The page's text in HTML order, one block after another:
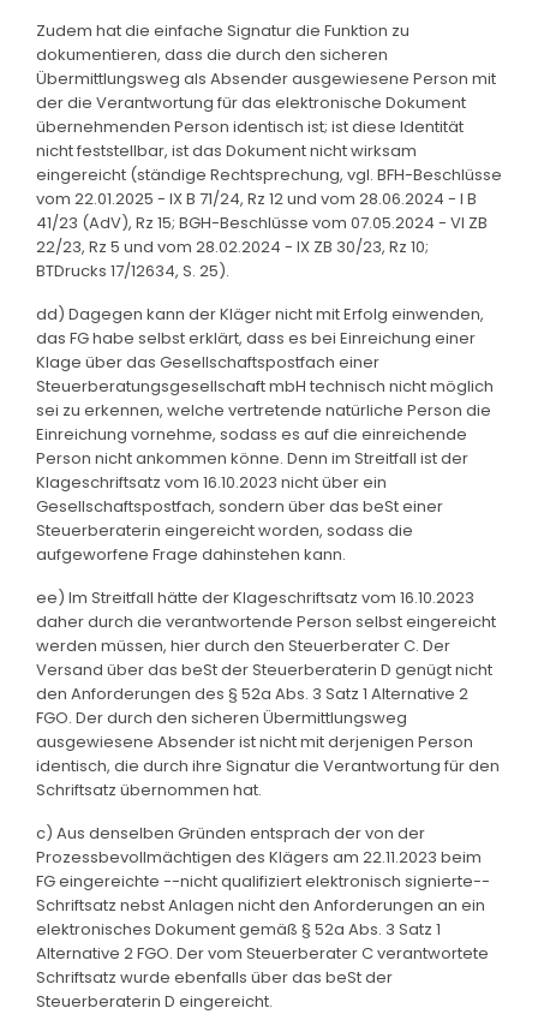
Zudem hat die einfache Signatur die Funktion zu
dokumentieren, dass die durch den sicheren
Übermittlungsweg als Absender ausgewiesene Person mit
der die Verantwortung für das elektronische Dokument
übernehmenden Person identisch ist; ist diese Identität
nicht feststellbar, ist das Dokument nicht wirksam
eingereicht (ständige Rechtsprechung, vgl. BFH-Beschlüsse
vom 22.01.2025 - IX B 71/24, Rz 12 und vom 28.06.2024 - I B
41/23 (AdV), Rz 15; BGH-Beschlüsse vom 07.05.2024 - VI ZB
22/23, Rz 5 und vom 28.02.2024 - IX ZB 30/23, Rz 10;
BTDrucks 17/12634, S. 25).
dd) Dagegen kann der Kläger nicht mit Erfolg einwenden,
das FG habe selbst erklärt, dass es bei Einreichung einer
Klage über das Gesellschaftspostfach einer
Steuerberatungsgesellschaft mbH technisch nicht möglich
sei zu erkennen, welche vertretende natürliche Person die
Einreichung vornehme, sodass es auf die einreichende
Person nicht ankommen könne. Denn im Streitfall ist der
Klageschriftsatz vom 16.10.2023 nicht über ein
Gesellschaftspostfach, sondern über das beSt einer
Steuerberaterin eingereicht worden, sodass die
aufgeworfene Frage dahinstehen kann.
ee) Im Streitfall hätte der Klageschriftsatz vom 16.10.2023
daher durch die verantwortende Person selbst eingereicht
werden müssen, hier durch den Steuerberater C. Der
Versand über das beSt der Steuerberaterin D genügt nicht
den Anforderungen des § 52a Abs. 3 Satz 1 Alternative 2
FGO. Der durch den sicheren Übermittlungsweg
ausgewiesene Absender ist nicht mit derjenigen Person
identisch, die durch ihre Signatur die Verantwortung für den
Schriftsatz übernommen hat.
c) Aus denselben Gründen entsprach der von der
Prozessbevollmächtigen des Klägers am 22.11.2023 beim
FG eingereichte --nicht qualifiziert elektronisch signierte--
Schriftsatz nebst Anlagen nicht den Anforderungen an ein
elektronisches Dokument gemäß § 52a Abs. 3 Satz 1
Alternative 2 FGO. Der vom Steuerberater C verantwortete
Schriftsatz wurde ebenfalls über das beSt der
Steuerberaterin D eingereicht.